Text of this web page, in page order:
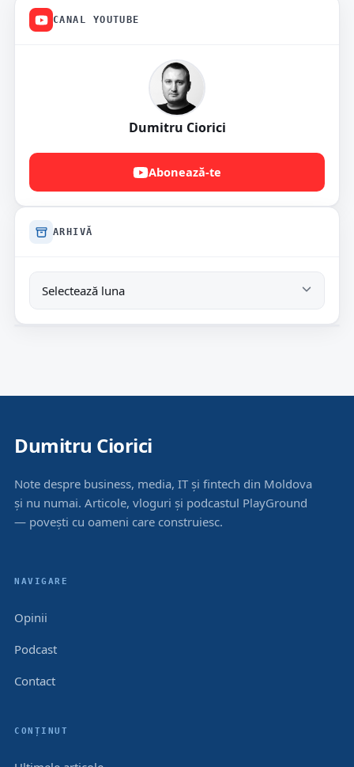
CANAL YOUTUBE
Dumitru Ciorici
Abonează-te
ARHIVĂ
Dumitru Ciorici
Note despre business, media, IT și fintech din Moldova
și nu numai. Articole, vloguri și podcastul PlayGround
— povești cu oameni care construiesc.
NAVIGARE
Opinii
Podcast
Contact
CONȚINUT